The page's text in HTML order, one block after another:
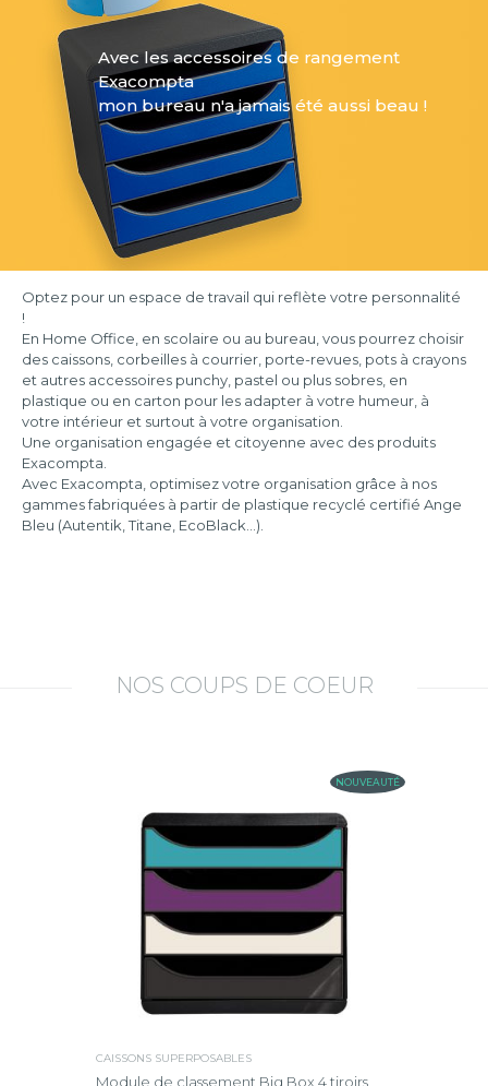
Avec les accessoires de rangement
Exacompta
mon bureau n'a jamais été aussi beau !
Optez pour un espace de travail qui reflète votre personnalité
!
En Home Office, en scolaire ou au bureau, vous pourrez choisir
des caissons, corbeilles à courrier, porte-revues, pots à crayons
et autres accessoires punchy, pastel ou plus sobres, en
plastique ou en carton pour les adapter à votre humeur, à
votre intérieur et surtout à votre organisation.
Une organisation engagée et citoyenne avec des produits
Exacompta.
Avec Exacompta, optimisez votre organisation grâce à nos
gammes fabriquées à partir de plastique recyclé certifié Ange
Bleu (Autentik, Titane, EcoBlack…).
NOS COUPS DE COEUR
NOUVEAUTÉ
CAISSONS SUPERPOSABLES
Module de classement Big Box 4 tiroirs